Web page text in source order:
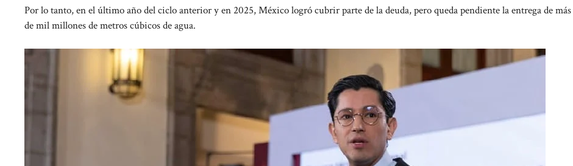
Por lo tanto, en el último año del ciclo anterior y en 2025, México logró cubrir parte de la deuda, pero queda pendiente la entrega de más
de mil millones de metros cúbicos de agua.